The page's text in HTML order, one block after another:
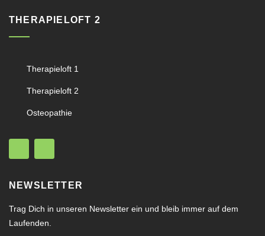
THERAPIELOFT 2
Therapieloft 1
Therapieloft 2
Osteopathie
NEWSLETTER
Trag Dich in unseren Newsletter ein und bleib immer auf dem
Laufenden.